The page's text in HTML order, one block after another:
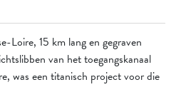
Loire, 15 km lang en gegraven
van het toegangskanaal
was een titanisch project voor die